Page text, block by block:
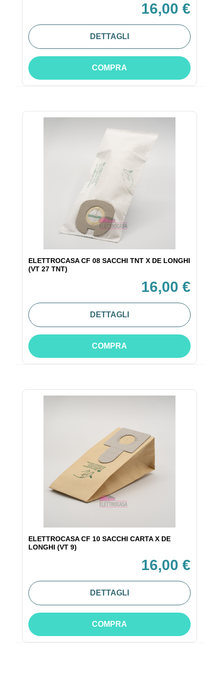
16,00 €
DETTAGLI
COMPRA
ELETTROCASA CF 08 SACCHI TNT X DE LONGHI
(VT 27 TNT)
16,00 €
DETTAGLI
COMPRA
ELETTROCASA CF 10 SACCHI CARTA X DE
LONGHI (VT 9)
16,00 €
DETTAGLI
COMPRA